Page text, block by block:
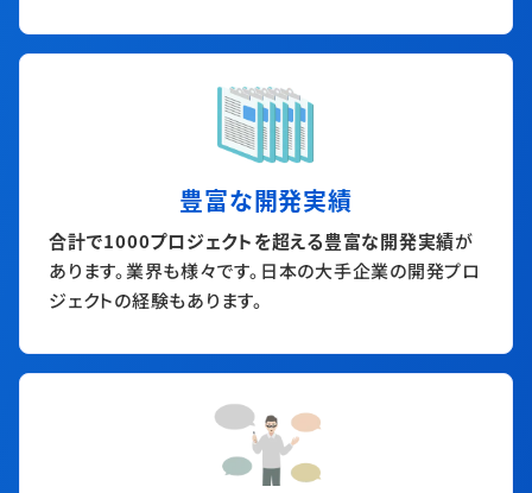
豊富な開発実績
合計で1000プロジェクトを超える豊富な開発実績が
あります。業界も様々です。日本の大手企業の開発プロ
ジェクトの経験もあります。